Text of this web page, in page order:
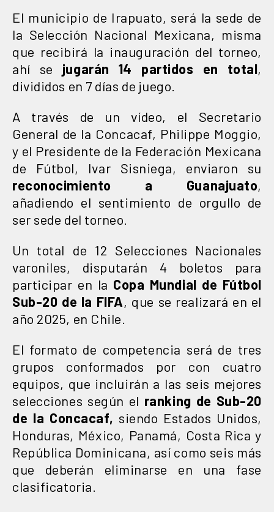
El municipio de Irapuato, será la sede de
la Selección Nacional Mexicana, misma
que recibirá la inauguración del torneo,
ahí se jugarán 14 partidos en total,
divididos en 7 días de juego.
A través de un vídeo, el Secretario
General de la Concacaf, Philippe Moggio,
y el Presidente de la Federación Mexicana
de Fútbol, Ivar Sisniega, enviaron su
reconocimiento a Guanajuato,
añadiendo el sentimiento de orgullo de
ser sede del torneo.
Un total de 12 Selecciones Nacionales
varoniles, disputarán 4 boletos para
participar en la Copa Mundial de Fútbol
Sub-20 de la FIFA, que se realizará en el
año 2025, en Chile.
El formato de competencia será de tres
grupos conformados por con cuatro
equipos, que incluirán a las seis mejores
selecciones según el ranking de Sub-20
de la Concacaf, siendo Estados Unidos,
Honduras, México, Panamá, Costa Rica y
República Dominicana, así como seis más
que deberán eliminarse en una fase
clasificatoria.